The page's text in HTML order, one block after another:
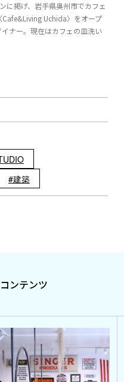
に掲げ、岩手県奥州市でカフェ
Cafe&Living Uchida〉をオープ
ナー。現在はカフェの皿洗い
建築
ンテンツ